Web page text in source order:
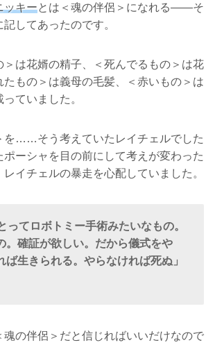
ッキーとは＜魂の伴侶＞になれる――そ
してあったのです。
＞は花婿の精子、＜死んでるもの＞は花
たもの＞は義母の毛髪、＜赤いもの＞は
ていました。
を……そう考えていたレイチェルでした
ポーシャを目の前にして考えが変わった
レイチェルの暴走を心配していました。
ってロボトミー手術みたいなもの。
。確証が欲しい。だから儀式をや
ば生きられる。やらなければ死ぬ」
魂の伴侶＞だと信じればいいだけなので